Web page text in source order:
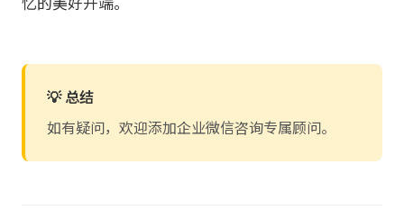
💡 总结
如有疑问，欢迎添加企业微信咨询专属顾问。